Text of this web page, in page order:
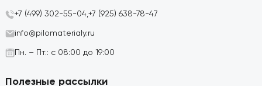
+7 (499) 302-55-04,+7 (925) 638-78-47
info@pilomaterialy.ru
Пн. – Пт.: с 08:00 до 19:00
Полезные рассылки